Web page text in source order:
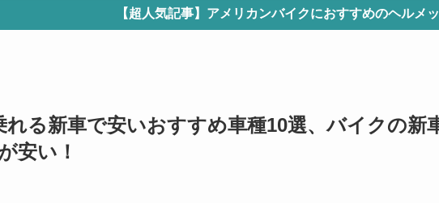
【超人気記事】アメリカンバイクにおすすめのヘルメ
れる新車で安いおすすめ車種10選、バイクの新
安い！